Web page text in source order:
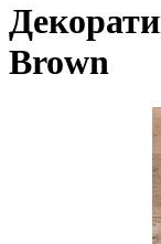
Brown